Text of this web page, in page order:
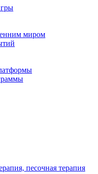
миром
песочная терапия